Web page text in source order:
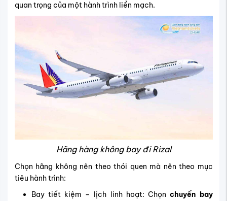
quan trọng của một hành trình liền mạch.
Hãng hàng không bay đi Rizal
Chọn hãng không nên theo thói quen mà nên theo mục
tiêu hành trình:
Bay tiết kiệm – lịch linh hoạt: Chọnchuyến bay